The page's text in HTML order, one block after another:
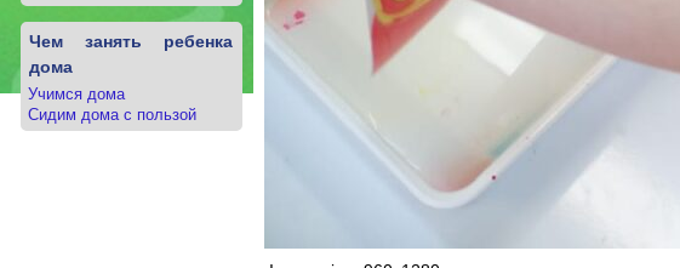
Чем занять ребенка
дома
Учимся дома
Сидим дома с пользой